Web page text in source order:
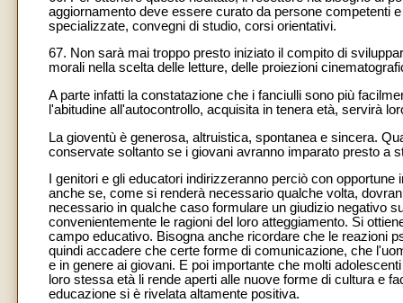
aggiornamento deve essere curato da persone competenti
specializzate, convegni di studio, corsi orientativi.
67. Non sarà mai troppo presto iniziato il compito di
morali nella scelta delle letture, delle proiezioni
A parte infatti la constatazione che i fanciulli sono più
l'abitudine all'autocontrollo, acquisita in tenera età, servirà
La gioventù è generosa, altruistica, spontanea e sincera.
conservate soltanto se i giovani avranno imparato presto a
I genitori e gli educatori indirizzeranno perciò con
anche se, come si renderà necessario qualche volta,
necessario in qualche caso formulare un giudizio negativo
convenientemente le ragioni del loro atteggiamento. Si
campo educativo. Bisogna anche ricordare che le reazioni
quindi accadere che certe forme di comunicazione, che
e in genere ai giovani. E poi importante che molti
loro stessa età li rende aperti alle nuove forme di cultura e
educazione si è rivelata altamente positiva.